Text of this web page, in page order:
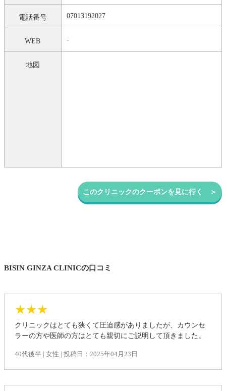
電話番号 07013192027
WEB -
地図
このクリニックのクーポンを見に行く ＞
BISIN GINZA CLINICの口コミ
★★★
クリニックはとても狭くて圧迫感がありましたが、カウンセ
ラーの方や医師の方はとても親切にご説明して頂きました。
40代後半 | 女性 | 投稿日：2025年04月23日